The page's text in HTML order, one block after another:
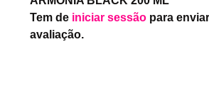
Tem de iniciar sessão para
avaliação.